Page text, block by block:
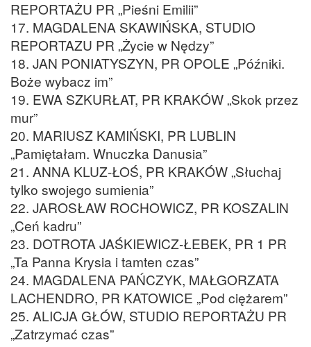
REPORTAŻU PR „Pieśni Emilii”
17. MAGDALENA SKAWIŃSKA, STUDIO
REPORTAZU PR „Życie w Nędzy”
18. JAN PONIATYSZYN, PR OPOLE „Późniki.
Boże wybacz im”
19. EWA SZKURŁAT, PR KRAKÓW „Skok przez
mur”
20. MARIUSZ KAMIŃSKI, PR LUBLIN
„Pamiętałam. Wnuczka Danusia”
21. ANNA KLUZ-ŁOŚ, PR KRAKÓW „Słuchaj
tylko swojego sumienia”
22. JAROSŁAW ROCHOWICZ, PR KOSZALIN
„Ceń kadru”
23. DOTROTA JAŚKIEWICZ-ŁEBEK, PR 1 PR
„Ta Panna Krysia i tamten czas”
24. MAGDALENA PAŃCZYK, MAŁGORZATA
LACHENDRO, PR KATOWICE „Pod ciężarem”
25. ALICJA GŁÓW, STUDIO REPORTAŻU PR
„Zatrzymać czas”